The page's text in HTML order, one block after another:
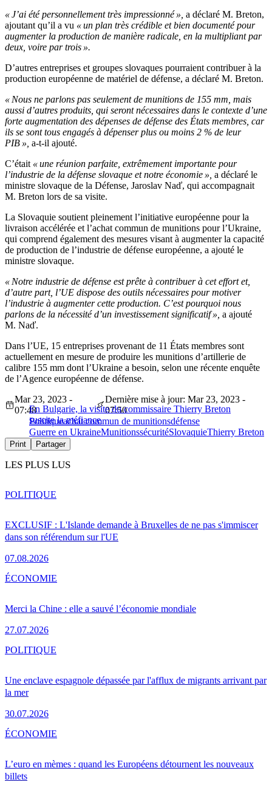
« J’ai été personnellement très impressionné », a déclaré M. Breton,
ajoutant qu’il a vu « un plan très crédible et bien documenté pour
augmenter la production de manière radicale, en la multipliant par
deux, voire par trois ».
D’autres entreprises et groupes slovaques pourraient contribuer à la
production européenne de matériel de défense, a déclaré M. Breton.
« Nous ne parlons pas seulement de munitions de 155 mm, mais
aussi d’autres produits, qui seront nécessaires dans le contexte d’une
forte augmentation des dépenses de défense des États membres, car
ils se sont tous engagés à dépenser plus ou moins 2 % de leur
PIB », a-t-il ajouté.
C’était « une réunion parfaite, extrêmement importante pour
l’industrie de la défense slovaque et notre économie », a déclaré le
ministre slovaque de la Défense, Jaroslav Naď, qui accompagnait
M. Breton lors de sa visite.
La Slovaquie soutient pleinement l’initiative européenne pour la
livraison accélérée et l’achat commun de munitions pour l’Ukraine,
qui comprend également des mesures visant à augmenter la capacité
de production de l’industrie de défense européenne, a ajouté le
ministre slovaque.
« Notre industrie de défense est prête à contribuer à cet effort et,
d’autre part, l’UE dispose des outils nécessaires pour motiver
l’industrie à augmenter cette production. C’est pourquoi nous
parlons de la nécessité d’un investissement significatif », a ajouté
M. Naď.
Dans l’UE, 15 entreprises provenant de 11 États membres sont
actuellement en mesure de produire les munitions d’artillerie de
calibre 155 mm dont l’Ukraine a besoin, selon une récente enquête
de l’Agence européenne de défense.
En Bulgarie, la visite du commissaire Thierry Breton
suscite la méfiance
Mar 23, 2023 -
07:48
Dernière mise à jour: Mar 23, 2023 -
07:50
Politiqueachat commun de munitionsdéfense
Guerre en UkraineMunitionssécuritéSlovaquieThierry Breton
Print Partager
LES PLUS LUS
EXCLUSIF : L'Islande demande à Bruxelles de ne pas s'immiscer
dans son référendum sur l'UE
07.08.2026
POLITIQUE
Merci la Chine : elle a sauvé l’économie mondiale
27.07.2026
ÉCONOMIE
Une enclave espagnole dépassée par l'afflux de migrants arrivant par
la mer
30.07.2026
POLITIQUE
L’euro en mèmes : quand les Européens détournent les nouveaux
billets
ÉCONOMIE